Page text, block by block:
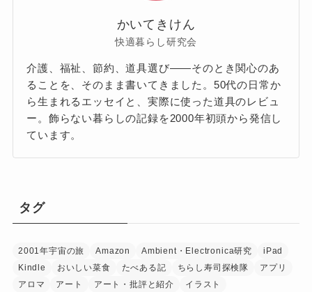
かいてきけん
快適暮らし研究会
介護、福祉、節約、道具選び——そのとき関心のあ
ることを、そのまま書いてきました。50代の日常か
ら生まれるエッセイと、実際に使った道具のレビュ
ー。飾らない暮らしの記録を2000年初頭から発信し
ています。
タグ
2001年宇宙の旅 Amazon Ambient・Electronica研究
iPad
Kindle
おいしい菜食 たべある記 ちらし寿司探検隊
アプリ
アロマ
アート アート・批評と紹介
イラスト